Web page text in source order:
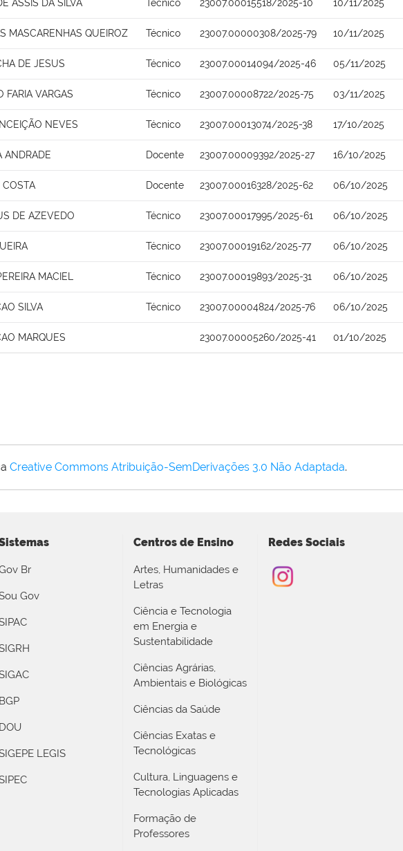
ASSIS DA SILVA Técnico 23007.00015518/2025-10 10/11/2025
MASCARENHAS QUEIROZ Técnico 23007.00000308/2025-79 10/11/2025
DE JESUS Técnico 23007.00014094/2025-46 05/11/2025
VARGAS Técnico 23007.00008722/2025-75 03/11/2025
NEVES Técnico 23007.00013074/2025-38 17/10/2025
ANDRADE Docente 23007.00009392/2025-27 16/10/2025
COSTA Docente 23007.00016328/2025-62 06/10/2025
DE AZEVEDO Técnico 23007.00017995/2025-61 06/10/2025
Técnico 23007.00019162/2025-77 06/10/2025
MACIEL Técnico 23007.00019893/2025-31 06/10/2025
SILVA Técnico 23007.00004824/2025-76 06/10/2025
MARQUES 23007.00005260/2025-41 01/10/2025
Creative Commons Atribuição-SemDerivações 3.0 Não Adaptada.
Br
Gov
BGP
DOU
LEGIS
Centros de Ensino
Artes, Humanidades e
Letras
Ciência e Tecnologia
em Energia e
Sustentabilidade
Ciências Agrárias,
Ambientais e Biológicas
Ciências da Saúde
Ciências Exatas e
Tecnológicas
Cultura, Linguagens e
Tecnologias Aplicadas
Formação de
Professores
Redes Sociais